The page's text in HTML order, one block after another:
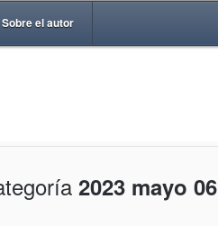
Sobre el autor
2023 mayo 06